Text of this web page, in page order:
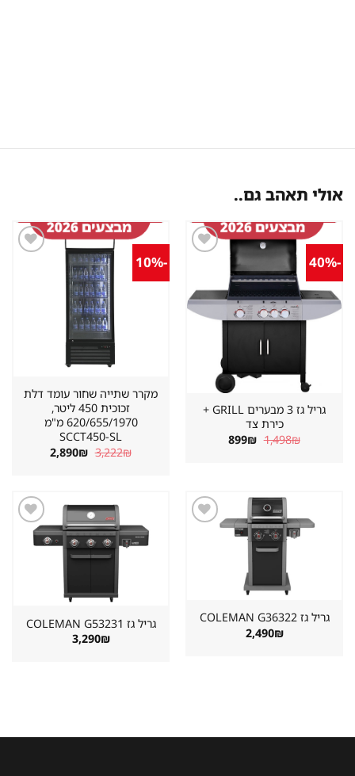
אולי תאהב גם..
במועדפים
גריל גז 3 מבערים GRILL +
כירת צד
1,498₪ המחיר
המקורי
899₪ המחיר
הנוכחי
מקרר שתייה שחור עומד דלת
זכוכית 450 ליטר,
620/655/1970 מ"מ
SCCT450-SL
3,222₪ המחיר
המקורי
2,890₪ המחיר
הנוכחי
גריל גז ⁦COLEMAN G36322⁩
2,490₪
שמור
מוצר
גריל גז ⁦COLEMAN G53231⁩
3,290₪